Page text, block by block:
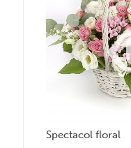
spectacol floral